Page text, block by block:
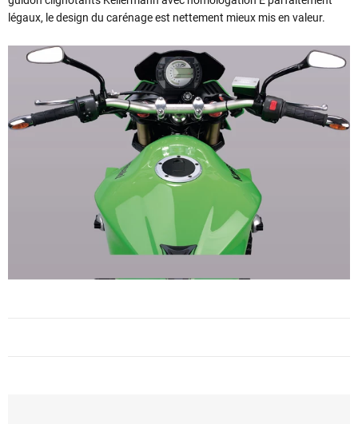
légaux, le design du carénage est nettement mieux mis en valeur.